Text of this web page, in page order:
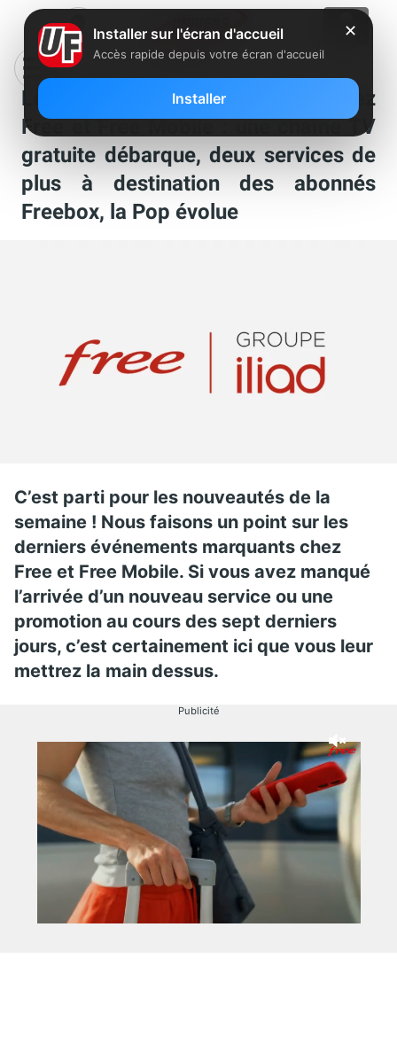
Les nouveautés de la semaine chez
Free et Free Mobile : une chaîne TV
gratuite débarque, deux services de
plus à destination des abonnés
Freebox, la Pop évolue
C’est parti pour les nouveautés de la
semaine ! Nous faisons un point sur les
derniers événements marquants chez
Free et Free Mobile. Si vous avez manqué
l’arrivée d’un nouveau service ou une
promotion au cours des sept derniers
jours, c’est certainement ici que vous leur
mettrez la main dessus.
Publicité
✕
Installer sur l'écran d'accueil
Accès rapide depuis votre écran d'accueil
Installer